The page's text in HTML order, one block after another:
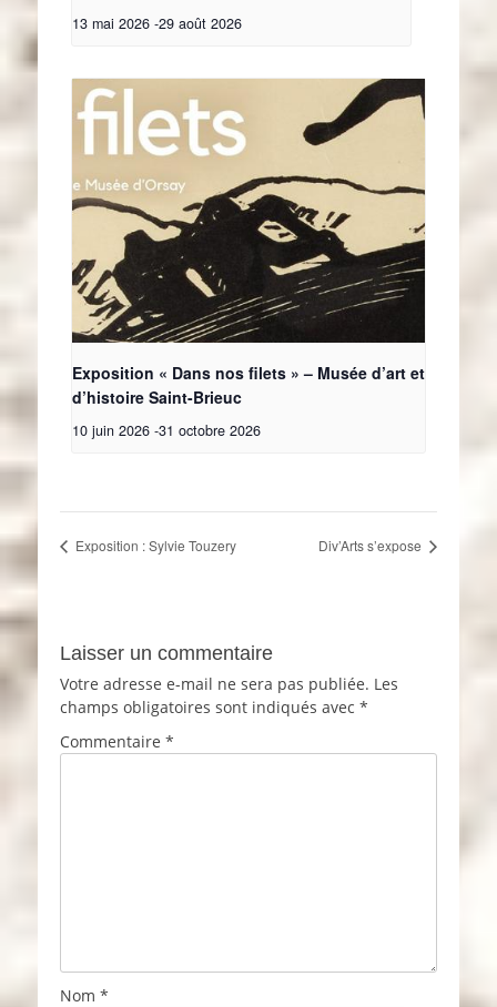
13 mai 2026 -29 août 2026
Exposition « Dans nos filets » – Musée d’art et
d’histoire Saint-Brieuc
10 juin 2026 -31 octobre 2026
Exposition : Sylvie Touzery Div’Arts s’expose
Laisser un commentaire
Votre adresse e-mail ne sera pas publiée. Les
champs obligatoires sont indiqués avec *
Commentaire *
Nom *